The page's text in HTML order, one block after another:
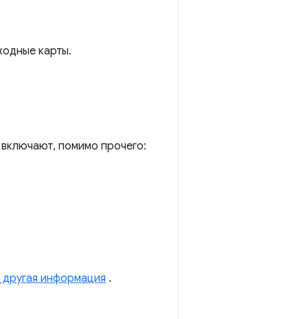
карты.
помимо прочего:
информация .